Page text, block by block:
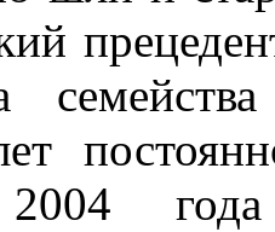
года